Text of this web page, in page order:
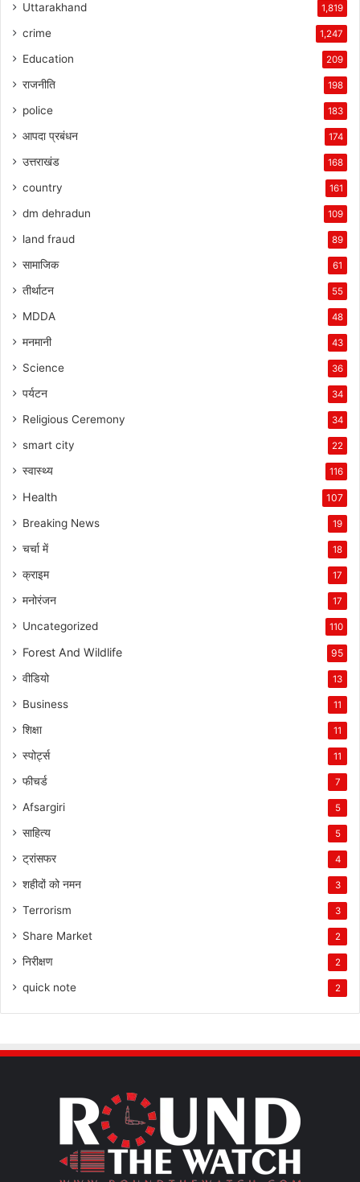
Uttarakhand 1,819
crime 1,247
Education 209
राजनीति 198
police 183
आपदा प्रबंधन 174
उत्तराखंड 168
country 161
dm dehradun 109
land fraud 89
सामाजिक 61
तीर्थाटन 55
MDDA 48
मनमानी 43
Science 36
पर्यटन 34
Religious Ceremony 34
smart city 22
स्वास्थ्य 116
Health 107
Breaking News 19
चर्चा में 18
क्राइम 17
मनोरंजन 17
Uncategorized 110
Forest And Wildlife 95
वीडियो 13
Business 11
शिक्षा 11
स्पोर्ट्स 11
फीचर्ड 7
Afsargiri 5
साहित्य 5
ट्रांसफर 4
शहीदों को नमन 3
Terrorism 3
Share Market 2
निरीक्षण 2
quick note 2